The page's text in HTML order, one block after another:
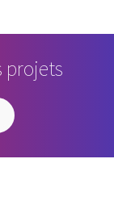
projets